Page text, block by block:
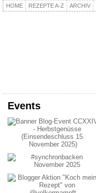
HOME REZEPTE A-Z ARCHIV
Events